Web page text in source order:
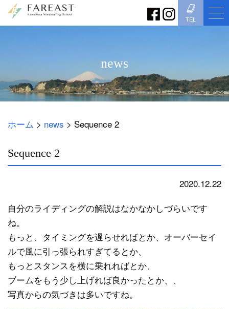
TEL
news
ホーム > news > Sequence 2
Sequence 2
2020.12.22
自分のライディングの解説はなかなかしづらいです
ね。
もっと、タイミングを遅らせればとか、オーバーセイ
ルで風に引っ張られすぎてるとか、
もっとスタンスを横に乗れればとか、
ブームをもう少し上げれば良かったとか、、
写真からの気づきは多いですね。